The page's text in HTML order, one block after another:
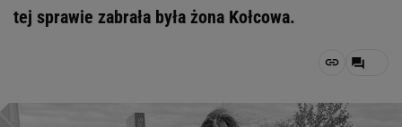
tej sprawie zabrała była żona Kołcowa.